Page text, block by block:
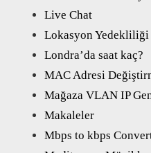
Live Chat
Lokasyon Yedekliliği
Londra’da saat kaç?
MAC Adresi
Mağaza VLAN IP
Makaleler
Mbps to kbps